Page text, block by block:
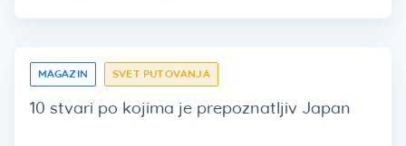
MAGAZIN SVET PUTOVANJA
10 stvari po kojima je prepoznatljiv Japan